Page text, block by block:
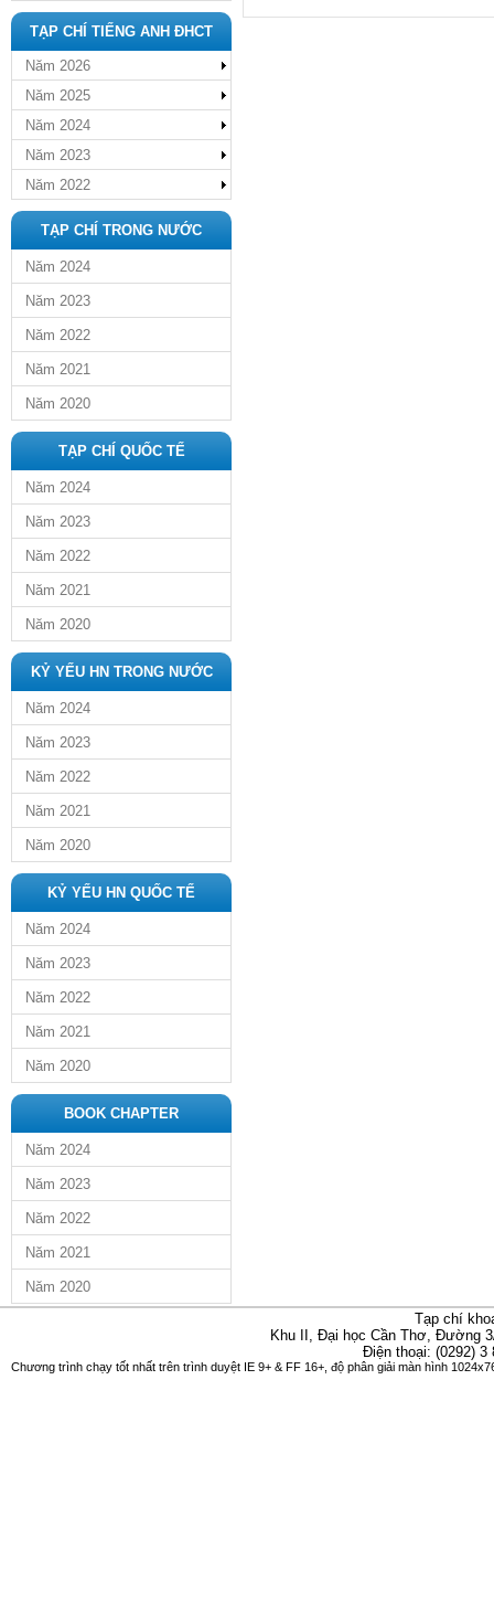
TẠP CHÍ TIẾNG ANH ĐHCT
Năm 2026
Năm 2025
Năm 2024
Năm 2023
Năm 2022
TẠP CHÍ TRONG NƯỚC
Năm 2024
Năm 2023
Năm 2022
Năm 2021
Năm 2020
TẠP CHÍ QUỐC TẾ
Năm 2024
Năm 2023
Năm 2022
Năm 2021
Năm 2020
KỶ YẾU HN TRONG NƯỚC
Năm 2024
Năm 2023
Năm 2022
Năm 2021
Năm 2020
KỶ YẾU HN QUỐC TẾ
Năm 2024
Năm 2023
Năm 2022
Năm 2021
Năm 2020
BOOK CHAPTER
Năm 2024
Năm 2023
Năm 2022
Năm 2021
Năm 2020
Tạp chí
Khu II, Đại học Cần Thơ, Đường
Điện thoại: (0292)
Chương trình chạy tốt nhất trên trình duyệt IE 9+ & FF 16+, độ phân giải màn hình